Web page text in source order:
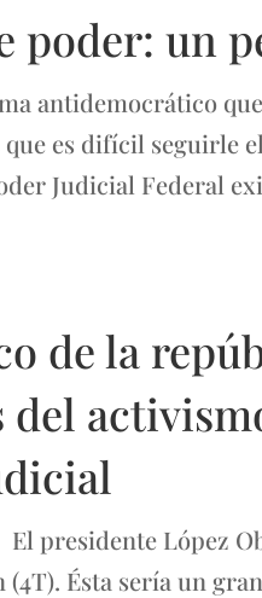
poder: un
antidemocrático
es difícil seguirle
Judicial Federal
de la
del
presidente López
Ésta sería un